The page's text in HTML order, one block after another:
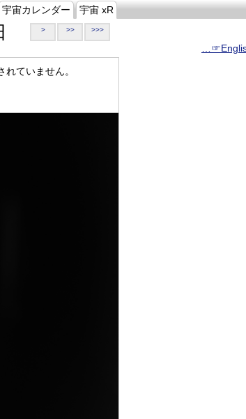
宇宙カレンダー 宇宙 xR
> >> >>>
れていません。